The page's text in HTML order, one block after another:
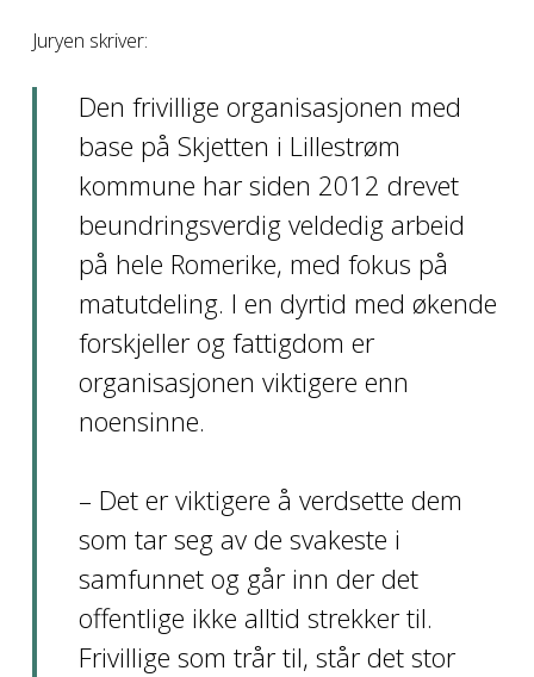
Juryen skriver:
Den frivillige organisasjonen med
base på Skjetten i Lillestrøm
kommune har siden 2012 drevet
beundringsverdig veldedig arbeid
på hele Romerike, med fokus på
matutdeling. I en dyrtid med økende
forskjeller og fattigdom er
organisasjonen viktigere enn
noensinne.
– Det er viktigere å verdsette dem
som tar seg av de svakeste i
samfunnet og går inn der det
offentlige ikke alltid strekker til.
Frivillige som trår til, står det stor